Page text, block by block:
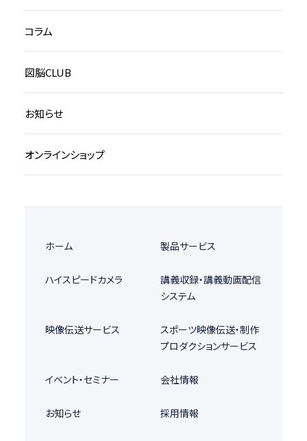
コラム
図脳CLUB
お知らせ
オンラインショップ
ホーム 製品サービス
ハイスピードカメラ
講義収録・講義動画配信
システム
映像伝送サービス
スポーツ映像伝送・制作
プロダクションサービス
イベント・セミナー 会社情報
お知らせ 採用情報